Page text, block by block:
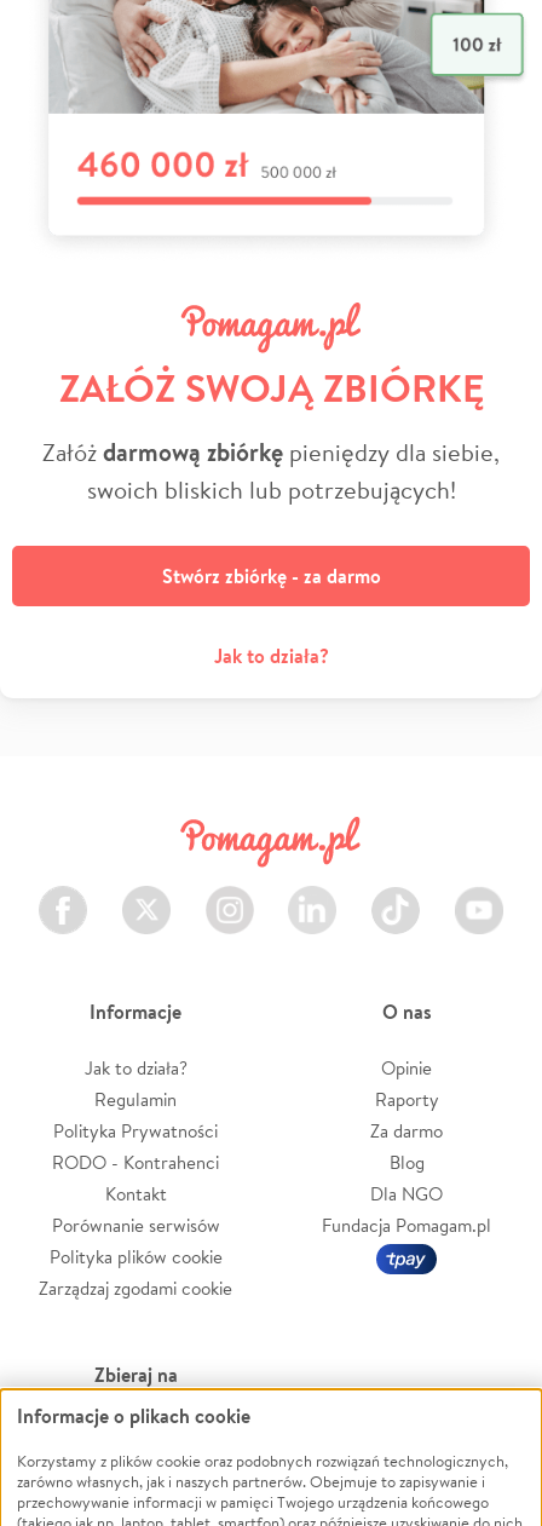
ZAŁÓŻ SWOJĄ ZBIÓRKĘ
Załóżdarmową zbiórkę pieniędzy dla siebie,
swoich bliskich lub potrzebujących!
Stwórz zbiórkę - za darmo
Jak to działa?
Facebook Twitter Instagram LinkedIn TikTok Youtube
Informacje
Jak to działa?
Regulamin
Polityka Prywatności
RODO - Kontrahenci
Kontakt
Porównanie serwisów
Polityka plików cookie
Zarządzaj zgodami cookie
O nas
Opinie
Raporty
Za darmo
Blog
Dla NGO
Fundacja Pomagam.pl
Zbieraj na
Leczenie
Zwierzęta
Pożar
Powódź
Wichura
Informacje o plikach cookie
Korzystamy z plików cookie oraz podobnych rozwiązań technologicznych,
zarówno własnych, jak i naszych partnerów. Obejmuje to zapisywanie i
przechowywanie informacji w pamięci Twojego urządzenia końcowego